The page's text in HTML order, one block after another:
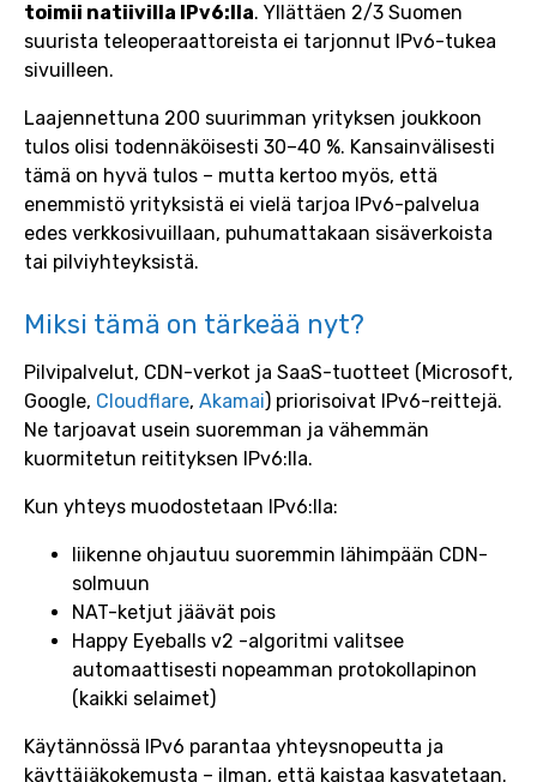
toimii natiivilla IPv6:lla. Yllättäen 2/3 Suomen
suurista teleoperaattoreista ei tarjonnut IPv6-tukea
sivuilleen.
Laajennettuna 200 suurimman yrityksen joukkoon
tulos olisi todennäköisesti 30–40 %. Kansainvälisesti
tämä on hyvä tulos – mutta kertoo myös, että
enemmistö yrityksistä ei vielä tarjoa IPv6-palvelua
edes verkkosivuillaan, puhumattakaan sisäverkoista
tai pilviyhteyksistä.
Miksi tämä on tärkeää nyt?
Pilvipalvelut, CDN-verkot ja SaaS-tuotteet (Microsoft,
Google, Cloudflare, Akamai) priorisoivat IPv6-reittejä.
Ne tarjoavat usein suoremman ja vähemmän
kuormitetun reitityksen IPv6:lla.
Kun yhteys muodostetaan IPv6:lla:
liikenne ohjautuu suoremmin lähimpään CDN-
solmuun
NAT-ketjut jäävät pois
Happy Eyeballs v2 -algoritmi valitsee
automaattisesti nopeamman protokollapinon
(kaikki selaimet)
Käytännössä IPv6 parantaa yhteysnopeutta ja
käyttäjäkokemusta – ilman, että kaistaa kasvatetaan.